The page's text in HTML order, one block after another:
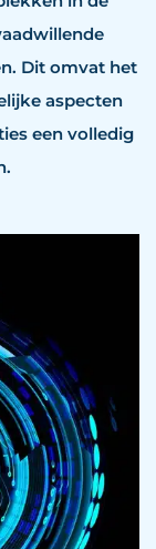
Dit omvat het
aspecten
een volledig